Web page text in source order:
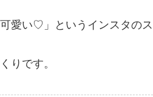
愛い♡」というインスタのス
りです。